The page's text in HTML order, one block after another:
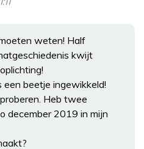
weten! Half
kwijt
beetje ingewikkeld!
Heb twee
december 2019 in mijn